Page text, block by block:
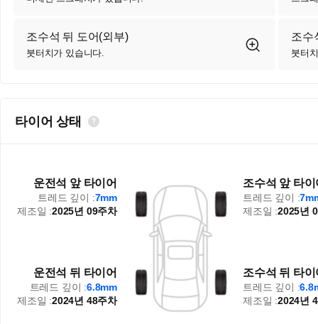
조수석 뒤 도어(외부)
붓터치가 있습니다.
조수
붓터
타이어 상태
운전석 앞 타이어
트레드 깊이 :7mm
제조일 :2025년 09주차
운전석 뒤 타이어
트레드 깊이 :6.8mm
제조일 :2024년 48주차
조수석 뒤 타이
트레드 깊이 :
제조일 :2024년
조수석 앞 타이
트레드 깊이 :
제조일 :2025년